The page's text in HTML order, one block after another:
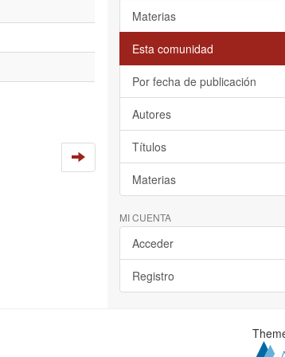
Materias
Esta comunidad
Por fecha de publicación
Autores
Títulos
Materias
MI CUENTA
Acceder
Registro